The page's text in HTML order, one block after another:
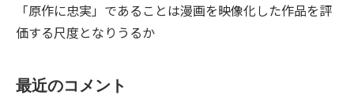
「原作に忠実」であることは漫画を映像化した作品を評
価する尺度となりうるか
最近のコメント